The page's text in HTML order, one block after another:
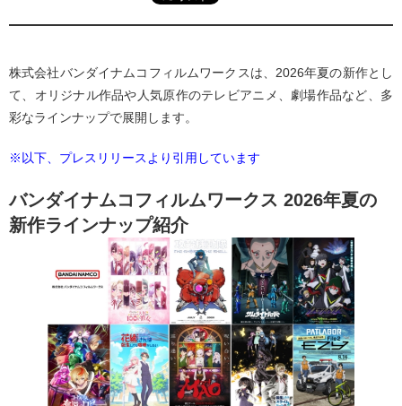
株式会社バンダイナムコフィルムワークスは、2026年夏の新作とし
て、オリジナル作品や人気原作のテレビアニメ、劇場作品など、多
彩なラインナップで展開します。
※以下、プレスリリースより引用しています
バンダイナムコフィルムワークス 2026年夏の
新作ラインナップ紹介